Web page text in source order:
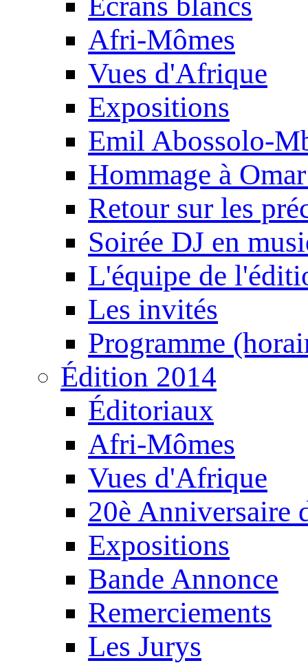
Afri-Mômes
Vues d'Afrique
Expositions
Emil Abossolo-
Hommage à
Retour sur les
Soirée DJ en
L'équipe de
Les invités
Programme
Édition 2014
Éditoriaux
Afri-Mômes
Vues d'Afrique
20è Anniversaire
Expositions
Bande Annonce
Remerciements
Les Jurys